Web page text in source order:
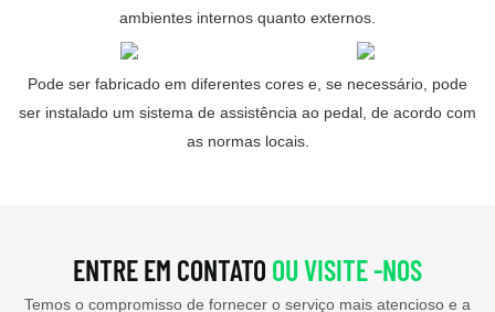
ambientes internos quanto externos.
Pode ser fabricado em diferentes cores e, se necessário, pode
ser instalado um sistema de assistência ao pedal, de acordo com
as normas locais.
ENTRE EM CONTATO OU VISITE -NOS
Temos o compromisso de fornecer o serviço mais atencioso e a